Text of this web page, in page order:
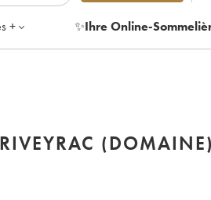
+ ✨Ihre Online-
(DOMAINE)